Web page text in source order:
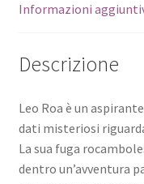
Informazioni
Descrizione
Leo Roa è un
dati misteriosi
La sua fuga
dentro un’avventura